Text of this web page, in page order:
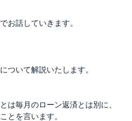
お話していきます。
ついて解説いたします。
は毎月のローン返済とは別に、
とを言います。